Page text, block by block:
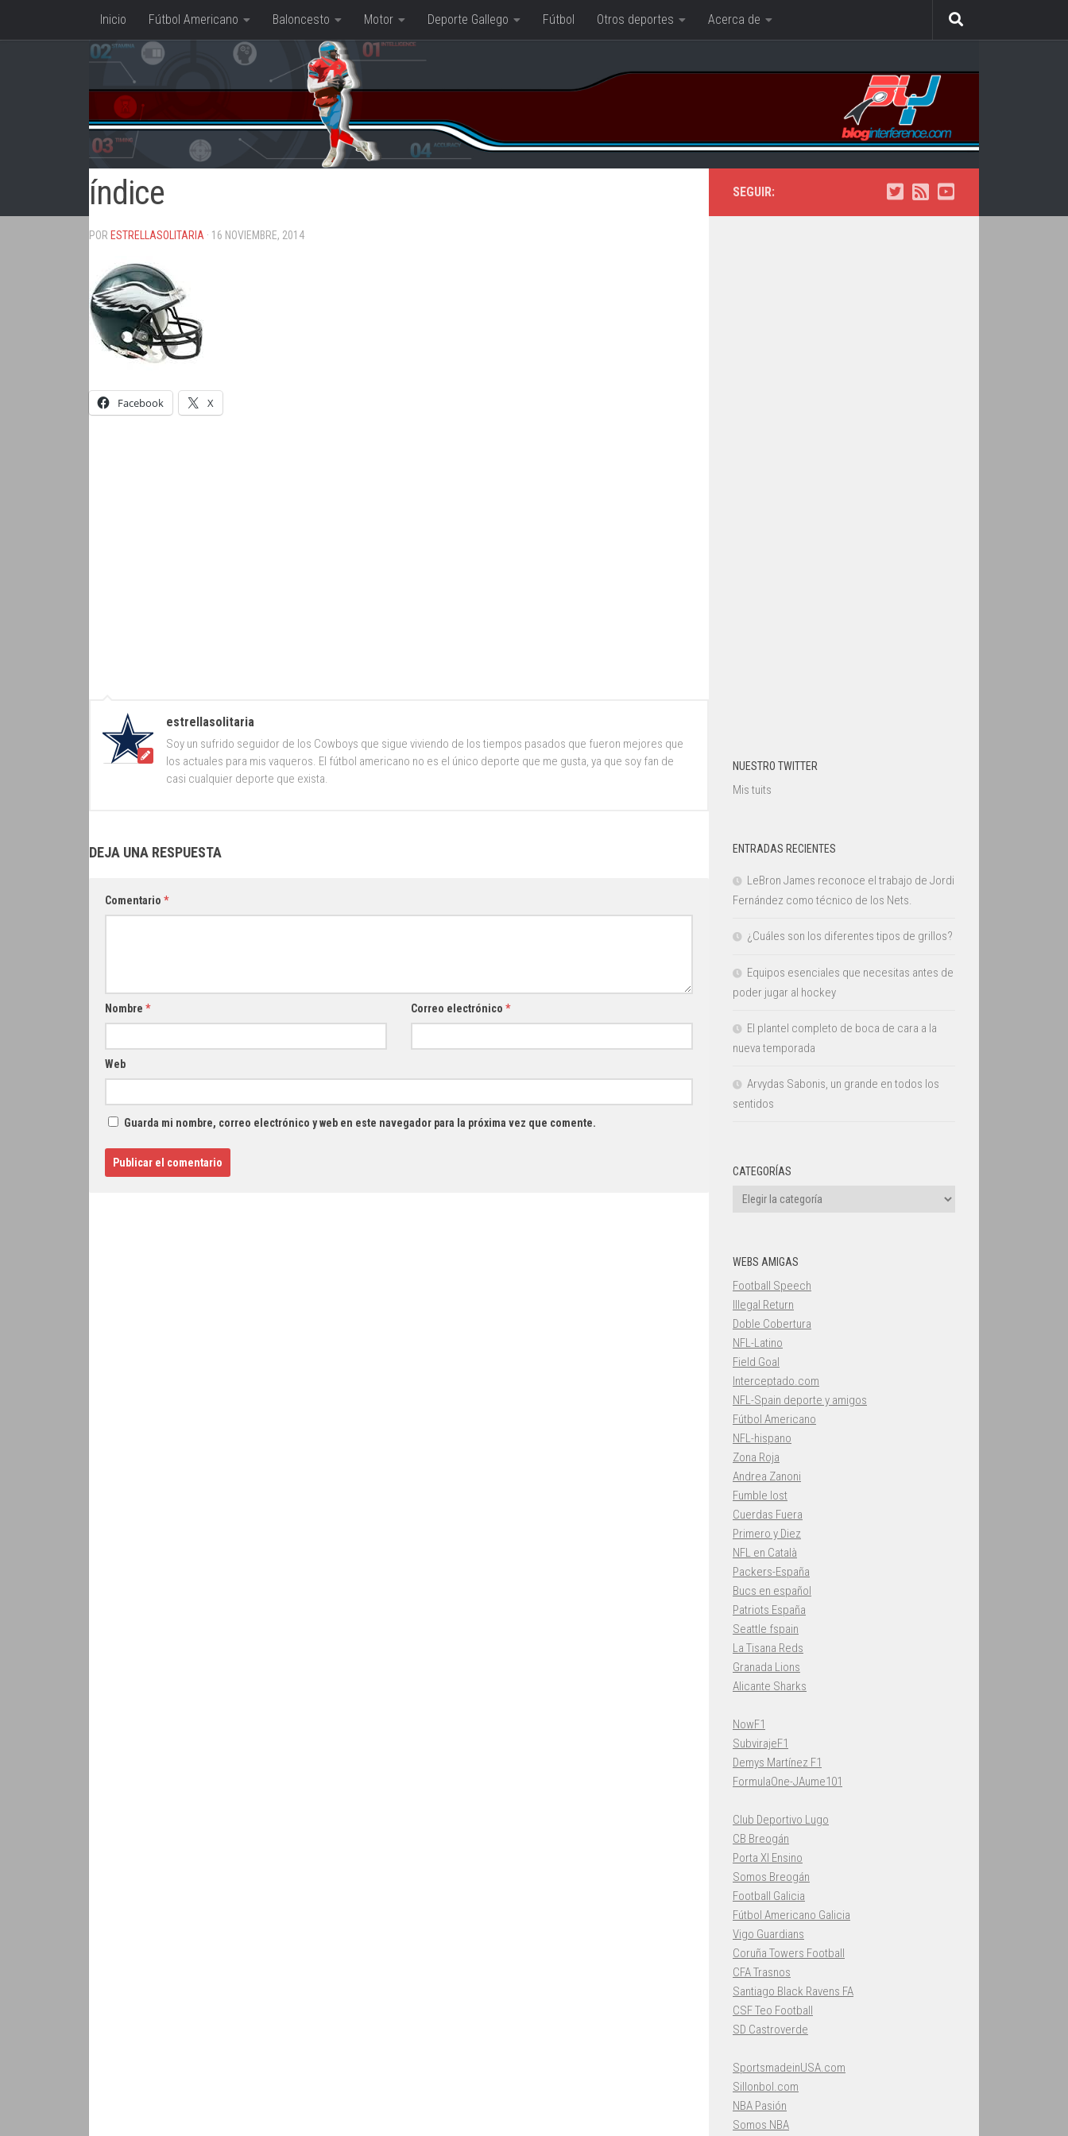
Saltar al contenido
Inicio Fútbol Americano Baloncesto Motor Deporte Gallego Fútbol Otros deportes Acerca de
índice
POR ESTRELLASOLITARIA · 16 NOVIEMBRE, 2014
Facebook X
estrellasolitaria
Soy un sufrido seguidor de los Cowboys que sigue viviendo de los tiempos pasados que fueron mejores que
los actuales para mis vaqueros. El fútbol americano no es el único deporte que me gusta, ya que soy fan de
casi cualquier deporte que exista.
DEJA UNA RESPUESTA
Comentario *
Nombre * Correo electrónico *
Web
Guarda mi nombre, correo electrónico y web en este navegador para la próxima vez que comente.
SEGUIR:
NUESTRO TWITTER
Mis tuits
ENTRADAS RECIENTES
LeBron James reconoce el trabajo de Jordi
Fernández como técnico de los Nets.
¿Cuáles son los diferentes tipos de grillos?
Equipos esenciales que necesitas antes de
poder jugar al hockey
El plantel completo de boca de cara a la
nueva temporada
Arvydas Sabonis, un grande en todos los
sentidos
CATEGORÍAS
Categorías
WEBS AMIGAS
Football Speech
Illegal Return
Doble Cobertura
NFL-Latino
Field Goal
Interceptado.com
NFL-Spain deporte y amigos
Fútbol Americano
NFL-hispano
Zona Roja
Andrea Zanoni
Fumble lost
Cuerdas Fuera
Primero y Diez
NFL en Català
Packers-España
Bucs en español
Patriots España
Seattle fspain
La Tisana Reds
Granada Lions
Alicante Sharks
NowF1
SubvirajeF1
Demys Martínez F1
FormulaOne-JAume101
Club Deportivo Lugo
CB Breogán
Porta XI Ensino
Somos Breogán
Football Galicia
Fútbol Americano Galicia
Vigo Guardians
Coruña Towers Football
CFA Trasnos
Santiago Black Ravens FA
CSF Teo Football
SD Castroverde
SportsmadeinUSA.com
Sillonbol.com
NBA Pasión
Somos NBA